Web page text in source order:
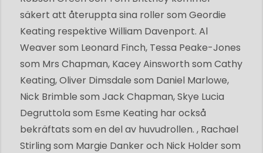
säkert att återuppta sina roller som Geordie
Keating respektive William Davenport. Al
Weaver som Leonard Finch, Tessa Peake-Jones
som Mrs Chapman, Kacey Ainsworth som Cathy
Keating, Oliver Dimsdale som Daniel Marlowe,
Nick Brimble som Jack Chapman, Skye Lucia
Degruttola som Esme Keating har också
bekräftats som en del av huvudrollen. , Rachael
Stirling som Margie Danker och Nick Holder som